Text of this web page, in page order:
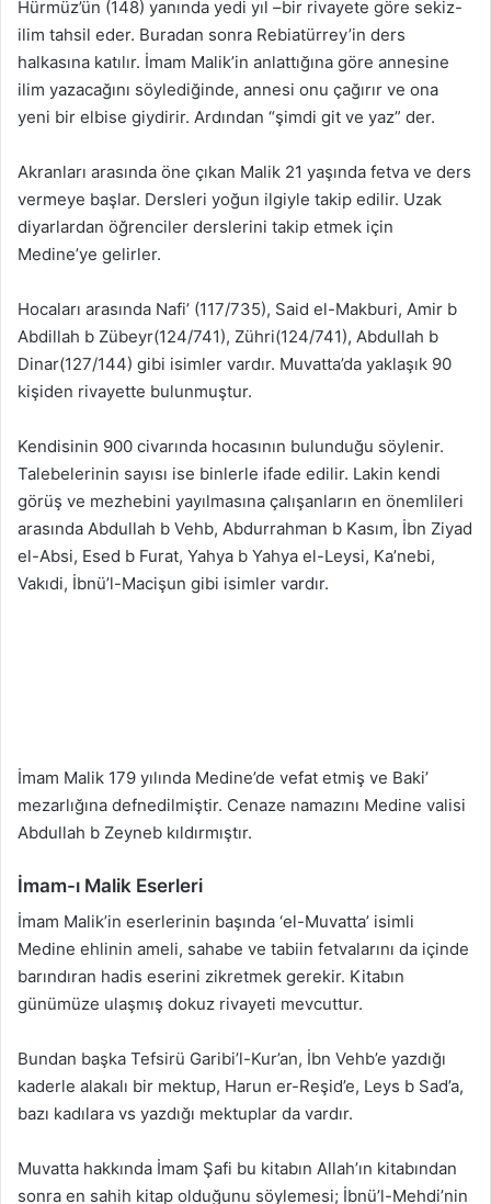
Hürmüz’ün (148) yanında yedi yıl –bir rivayete göre sekiz-
ilim tahsil eder. Buradan sonra Rebiatürrey’in ders
halkasına katılır. İmam Malik’in anlattığına göre annesine
ilim yazacağını söylediğinde, annesi onu çağırır ve ona
yeni bir elbise giydirir. Ardından “şimdi git ve yaz” der.
Akranları arasında öne çıkan Malik 21 yaşında fetva ve ders
vermeye başlar. Dersleri yoğun ilgiyle takip edilir. Uzak
diyarlardan öğrenciler derslerini takip etmek için
Medine’ye gelirler.
Hocaları arasında Nafi’ (117/735), Said el-Makburi, Amir b
Abdillah b Zübeyr(124/741), Zühri(124/741), Abdullah b
Dinar(127/144) gibi isimler vardır. Muvatta’da yaklaşık 90
kişiden rivayette bulunmuştur.
Kendisinin 900 civarında hocasının bulunduğu söylenir.
Talebelerinin sayısı ise binlerle ifade edilir. Lakin kendi
görüş ve mezhebini yayılmasına çalışanların en önemlileri
arasında Abdullah b Vehb, Abdurrahman b Kasım, İbn Ziyad
el-Absi, Esed b Furat, Yahya b Yahya el-Leysi, Ka’nebi,
Vakıdi, İbnü’l-Macişun gibi isimler vardır.
İmam Malik 179 yılında Medine’de vefat etmiş ve Baki’
mezarlığına defnedilmiştir. Cenaze namazını Medine valisi
Abdullah b Zeyneb kıldırmıştır.
İmam-ı Malik Eserleri
İmam Malik’in eserlerinin başında ‘el-Muvatta’ isimli
Medine ehlinin ameli, sahabe ve tabiin fetvalarını da içinde
barındıran hadis eserini zikretmek gerekir. Kitabın
günümüze ulaşmış dokuz rivayeti mevcuttur.
Bundan başka Tefsirü Garibi’l-Kur’an, İbn Vehb’e yazdığı
kaderle alakalı bir mektup, Harun er-Reşid’e, Leys b Sad’a,
bazı kadılara vs yazdığı mektuplar da vardır.
Muvatta hakkında İmam Şafi bu kitabın Allah’ın kitabından
sonra en sahih kitap olduğunu söylemesi; İbnü’l-Mehdi’nin